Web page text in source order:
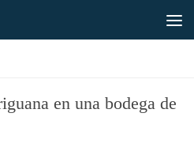
en una bodega de